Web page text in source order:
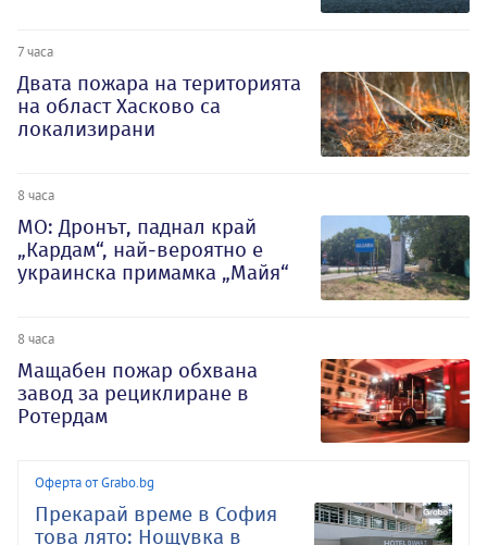
7 часа
Двата пожара на територията
на област Хасково са
локализирани
8 часа
МО: Дронът, паднал край
„Кардам“, най-вероятно е
украинска примамка „Майя“
8 часа
Мащабен пожар обхвана
завод за рециклиране в
Ротердам
Оферта от Grabo.bg
Прекарай време в София
това лято: Нощувка в